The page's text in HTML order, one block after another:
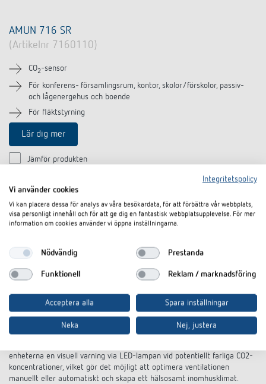
AMUN 716 SR
(Artikelnr 7160110)
CO2-sensor
För konferens- församlingsrum, kontor, skolor/förskolor, passiv-
och lågenergehus och boende
För fläktstyrning
Lär dig mer
Jämför produkten
CO2-sensorer, CO2-lampor och CO2-
monitorer
CO2-sensorer AMUN 716, CO2-trafikljus och CO2-monitorer från Theben
övervakar CO2-koncentrationen i skolor och klassrum, på kontor och i
konferensrum eller till och med i passivhus och lågenergihus. CO2-
rumsluftsensorer bidrar därför på ett avgörande sätt till att förbättra
enheterna en visuell varning via LED-lampan vid potentiellt farliga CO2-
koncentrationer, vilket gör det möjligt att optimera ventilationen
manuellt eller automatiskt och skapa ett hälsosamt inomhusklimat.
Integritetspolicy
Vi använder cookies
Vi kan placera dessa för analys av våra besökardata, för att förbättra vår webbplats,
visa personligt innehåll och för att ge dig en fantastisk webbplatsupplevelse. För mer
information om cookies använder vi öppna inställningarna.
Nödvändig Prestanda
Funktionell Reklam / marknadsföring
Acceptera alla Spara inställningar
Neka Nej, justera